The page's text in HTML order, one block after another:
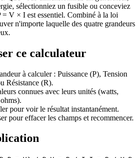
sélectionniez un fusible ou conceviez
V × I est essentiel. Combiné à la loi
n'importe laquelle des quatre grandeurs
ce calculateur
à calculer : Puissance (P), Tension
Résistance (R).
connues avec leurs unités (watts,
pour voir le résultat instantanément.
pour effacer les champs et recommencer.